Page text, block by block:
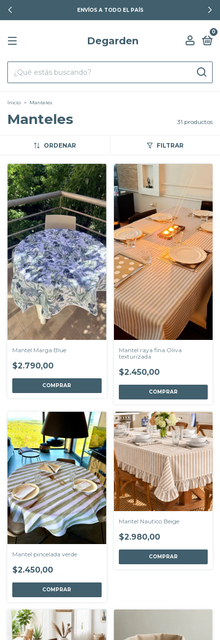
ENVÍOS A TODO EL PAÍS
Degarden
0
Inicio > Manteles
Manteles 31 productos
ORDENAR FILTRAR
Mantel Marga Blue
$2.790,00
COMPRAR
Mantel raya fina Oliva
texturizada
$2.450,00
COMPRAR
Mantel pincelada verde
$2.450,00
COMPRAR
Mantel Nautico Beige
$2.980,00
COMPRAR